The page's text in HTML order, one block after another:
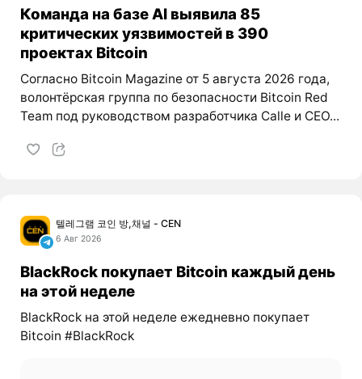
Команда на базе AI выявила 85
критических уязвимостей в 390
проектах Bitcoin
Согласно Bitcoin Magazine от 5 августа 2026 года,
волонтёрская группа по безопасности Bitcoin Red
Team под руководством разработчика Calle и CEO...
텔레그램 코인 방,채널 - CEN
6 Авг 2026
BlackRock покупает Bitcoin каждый день
на этой неделе
BlackRock на этой неделе ежедневно покупает
Bitcoin #BlackRock